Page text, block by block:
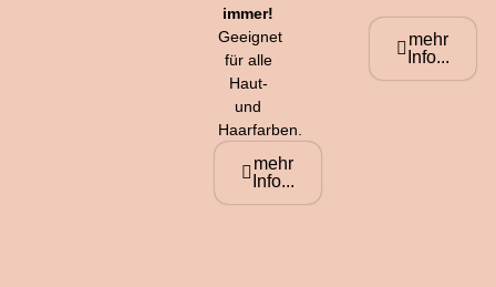
immer!
Geeignet
für alle
Haut-
und
Haarfarben.
mehr
Info...
mehr
Info...